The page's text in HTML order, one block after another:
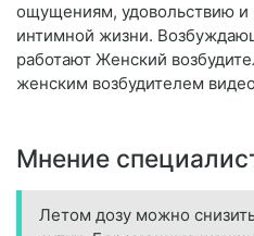
ощущениям, удовольствию и
интимной жизни.
работают Женский
женским возбудителем видео
Мнение
Летом дозу можно